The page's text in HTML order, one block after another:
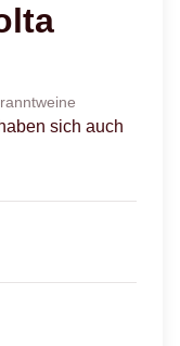
sich auch